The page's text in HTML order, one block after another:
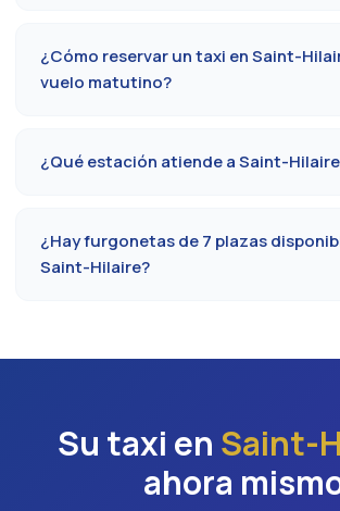
tráfico y la terminal (Orly 1, 2, 3 o 4).
extra en hora punta (7-9 h, 17-19 h).
¿Cómo reservar un taxi en Saint-
vuelo matutino?
62 indicando el número de vuelo, la
dirección de recogida en Saint-Hilaire.
¿Qué estación atiende a Saint-
40 minutos según el eje vial. Acceso
Massy TGV para los trenes nacionales.
¿Hay furgonetas de 7 plazas
Saint-Hilaire?
Ideal para familias, equipos
Su taxi en Saint-
ahora